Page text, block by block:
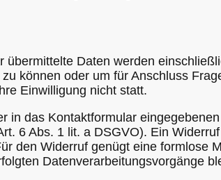
übermittelte Daten werden
können oder um für Anschluss
Einwilligung nicht statt.
in das Kontaktformular
6 Abs. 1 lit. a DSGVO). Ein
den Widerruf genügt eine formlose
Datenverarbeitungsvorgänge